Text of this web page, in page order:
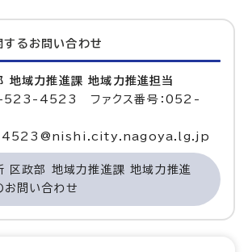
する お問い合わせ
地域力推進課 地域力推進担当
523-4523 ファクス番号：052-
区政部 地域力推進課 地域力推進
お問い合わせ